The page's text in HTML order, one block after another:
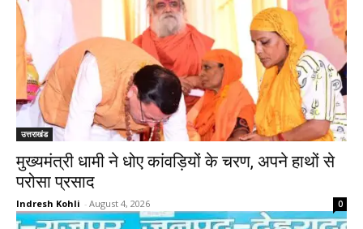
उत्तराखंड
मुख्यमंत्री धामी ने धोए कांवड़ियों के चरण, अपने हाथों से
परोसा प्रसाद
Indresh Kohli - August 4, 2026 0